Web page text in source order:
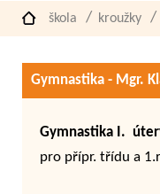
škola kroužky
Gymnastika - Mgr.
Gymnastika I.
pro přípr. třídu a